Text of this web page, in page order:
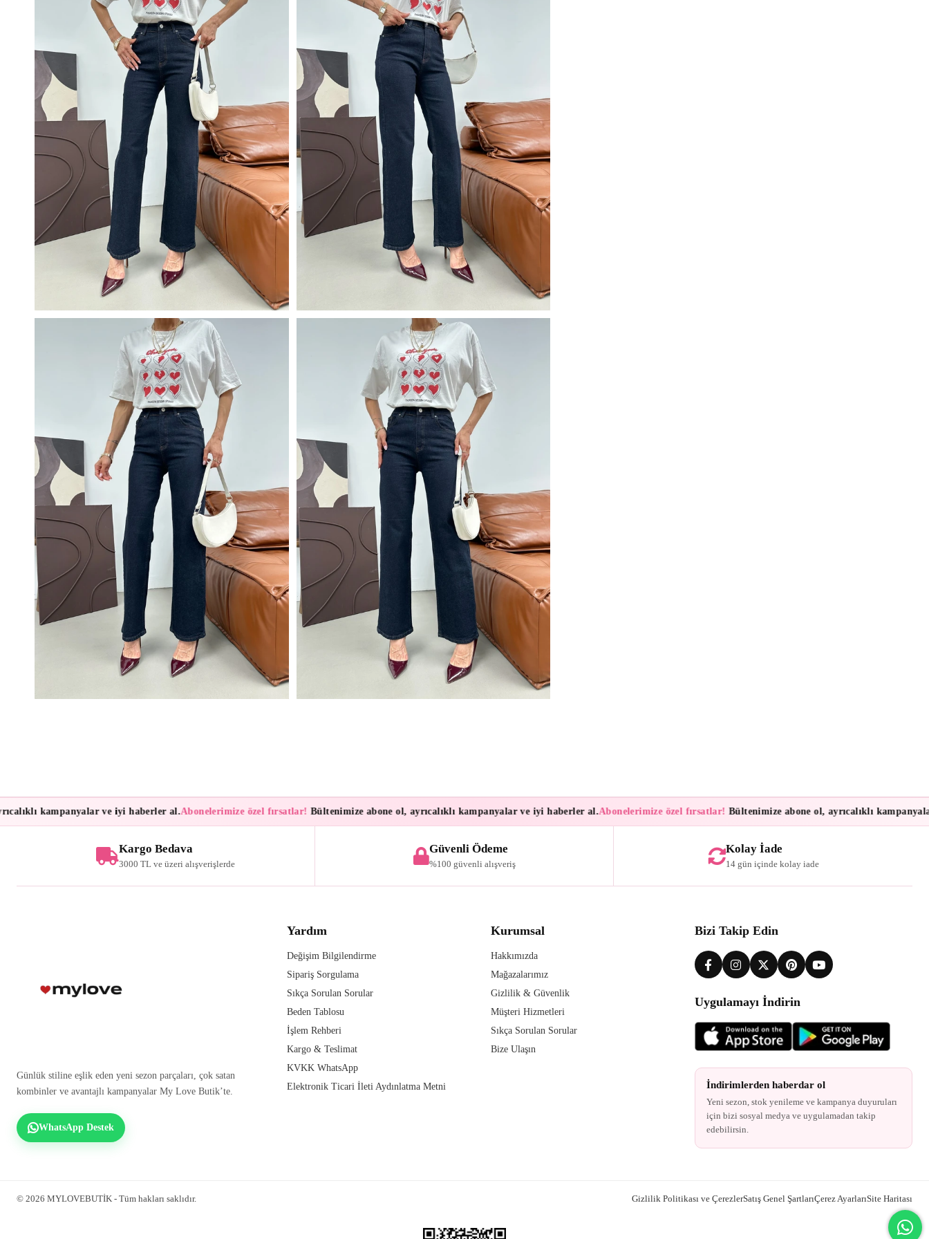
kampanyalar ve iyi haberler al.Abonelerimize özel fırsatlar!Bültenimize abone ol, ayrıcalıklı kampanyalar ve iyi haberler al.Abonelerimize özel fırsatlar!Bültenimize abone ol, ayrıcalıklı kampanyalar
Kargo Bedava
3000 TL ve üzeri alışverişlerde
Güvenli Ödeme
%100 güvenli alışveriş
Kolay İade
14 gün içinde kolay iade
Günlük stiline eşlik eden yeni sezon parçaları, çok satan
kombinler ve avantajlı kampanyalar My Love Butik’te.
WhatsApp Destek
Yardım
Değişim Bilgilendirme
Sipariş Sorgulama
Sıkça Sorulan Sorular
Beden Tablosu
İşlem Rehberi
Kargo & Teslimat
KVKK WhatsApp
Elektronik Ticari İleti Aydınlatma Metni
Kurumsal
Hakkımızda
Mağazalarımız
Gizlilik & Güvenlik
Müşteri Hizmetleri
Sıkça Sorulan Sorular
Bize Ulaşın
Bizi Takip Edin
Uygulamayı İndirin
İndirimlerden haberdar ol
Yeni sezon, stok yenileme ve kampanya duyuruları
için bizi sosyal medya ve uygulamadan takip
edebilirsin.
© 2026 MYLOVEBUTİK - Tüm hakları saklıdır. Gizlilik Politikası ve ÇerezlerSatış Genel ŞartlarıÇerez AyarlarıSite Haritası